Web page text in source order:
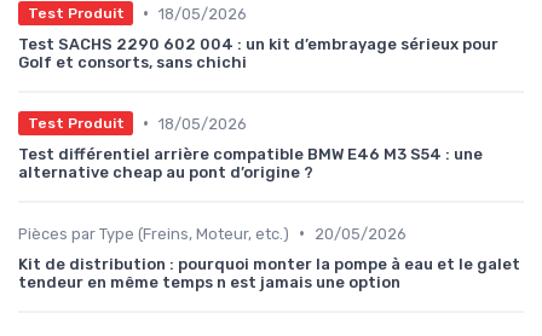
Test Produit • 18/05/2026
Test SACHS 2290 602 004 : un kit d’embrayage sérieux pour
Golf et consorts, sans chichi
Test Produit • 18/05/2026
Test différentiel arrière compatible BMW E46 M3 S54 : une
alternative cheap au pont d’origine ?
Pièces par Type (Freins, Moteur, etc.) •
20/05/2026
Kit de distribution : pourquoi monter la pompe à eau et le galet
tendeur en même temps n est jamais une option